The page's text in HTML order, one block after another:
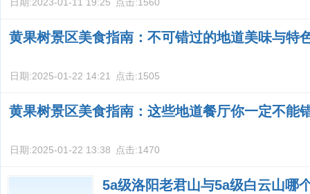
黄果树景区美食指南：不可错过的地道美味与特
日期:2025-01-22 14:21 点击:1505
黄果树景区美食指南：这些地道餐厅你一定不能
日期:2025-01-22 13:38 点击:1470
5a级洛阳老君山与5a级白云山哪